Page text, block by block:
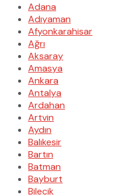
Adana
Adıyaman
Afyonkarahisar
Ağrı
Aksaray
Amasya
Ankara
Antalya
Ardahan
Artvin
Aydın
Balıkesir
Bartın
Batman
Bayburt
Bilecik